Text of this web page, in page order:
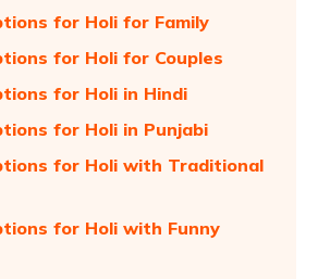
for Holi for Family
for Holi for Couples
for Holi in Hindi
for Holi in Punjabi
for Holi with Traditional
for Holi with Funny